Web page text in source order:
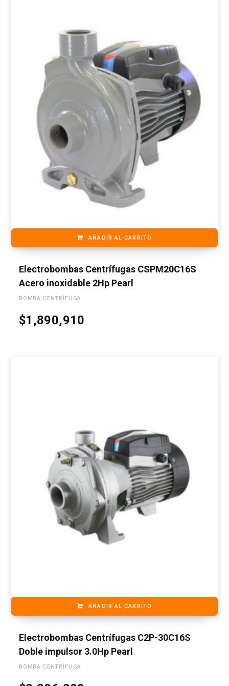
AÑADIR AL CARRITO
Electrobombas Centrífugas CSPM20C16S
Acero inoxidable 2Hp Pearl
BOMBA CENTRÍFUGA
$1,890,910
AÑADIR AL CARRITO
Electrobombas Centrífugas C2P-30C16S
Doble impulsor 3.0Hp Pearl
BOMBA CENTRÍFUGA